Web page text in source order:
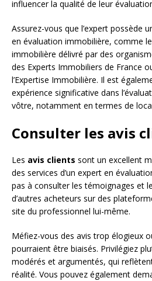
influencer la qualité de leur
Assurez-vous que l’expert possède
en évaluation immobilière, comme
immobilière délivré par des
des Experts Immobiliers de France
l’Expertise Immobilière. Il est
expérience significative dans
vôtre, notamment en termes de
Consulter les avis
Les avis clients sont un excellent
des services d’un expert en
pas à consulter les témoignages et
d’autres acheteurs sur des
site du professionnel lui-même.
Méfiez-vous des avis trop élogieux
pourraient être biaisés. Privilégiez
modérés et argumentés, qui
réalité. Vous pouvez également